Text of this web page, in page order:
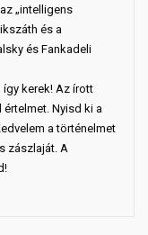
„intelligens
és a
és Fankadeli
így kerek! Az írott
Nyisd ki a
a történelmet
zászlaját. A